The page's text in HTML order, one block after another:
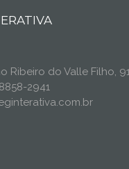
Ribeiro do Valle Filho,
2941